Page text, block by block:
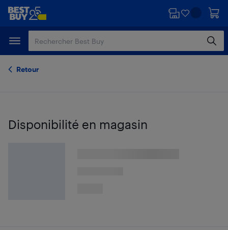
Passer
principal
Passer
Retour
Disponibilité en magasin